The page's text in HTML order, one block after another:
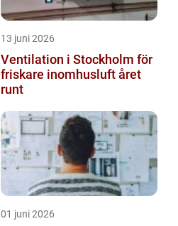
13 juni 2026
Ventilation i Stockholm för
friskare inomhusluft året
runt
01 juni 2026